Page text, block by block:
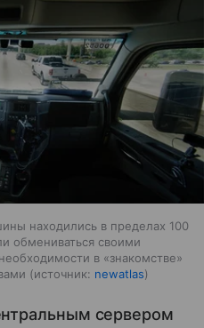
находились в пределах 100
обмениваться своими
в «знакомстве»
источник: newatlas
сервером